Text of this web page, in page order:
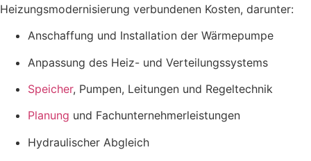
Heizungsmodernisierung verbundenen Kosten, darunter:
Anschaffung und Installation der Wärmepumpe
Anpassung des Heiz- und Verteilungssystems
Speicher, Pumpen, Leitungen und Regeltechnik
Planung und Fachunternehmerleistungen
Hydraulischer Abgleich